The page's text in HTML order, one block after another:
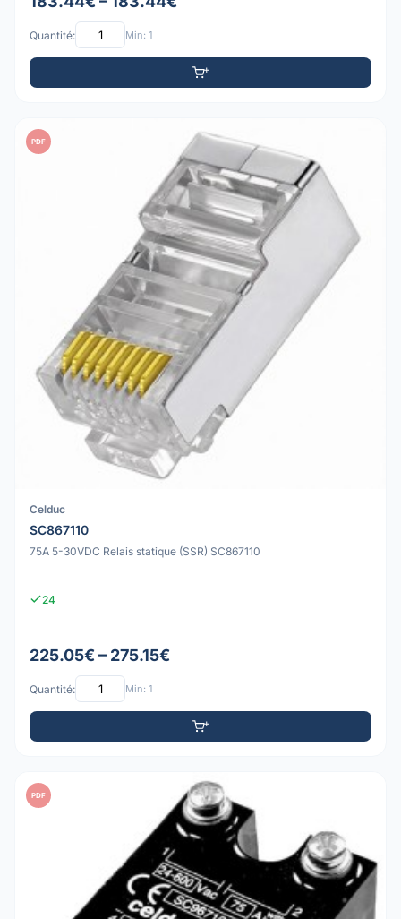
Quantité: Min: 1
PDF
Celduc
SC867110
75A 5-30VDC Relais statique (SSR) SC867110
24
225.05€ – 275.15€
Quantité: Min: 1
PDF